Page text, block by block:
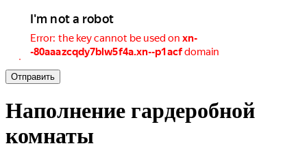
Отправить
Наполнение гардеробной
комнаты